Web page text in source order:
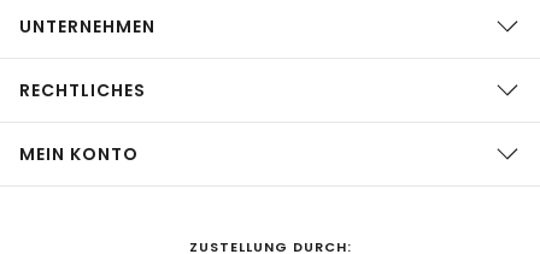
UNTERNEHMEN
RECHTLICHES
MEIN KONTO
ZUSTELLUNG DURCH: